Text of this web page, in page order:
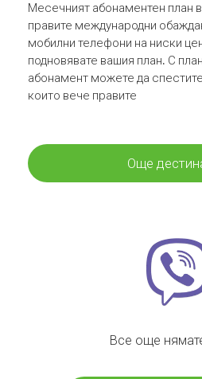
Месечният абонаментен план
правите международни
мобилни телефони на ниски
подновявате вашия план. С
абонамент можете да
които вече правите
Още
Все още